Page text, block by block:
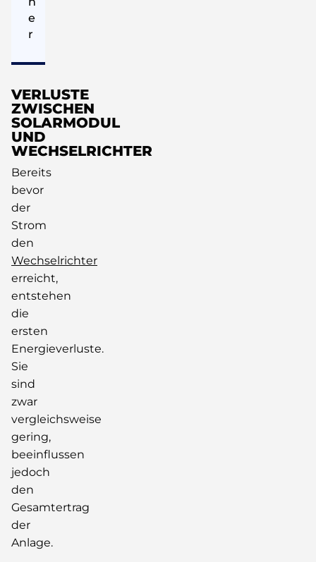
e
r
VERLUSTE
ZWISCHEN
SOLARMODUL
UND
WECHSELRICHTER
Bereits
bevor
der
Strom
den
Wechselrichter
erreicht,
entstehen
die
ersten
Energieverluste.
Sie
sind
zwar
vergleichsweise
gering,
beeinflussen
jedoch
den
Gesamtertrag
der
Anlage.